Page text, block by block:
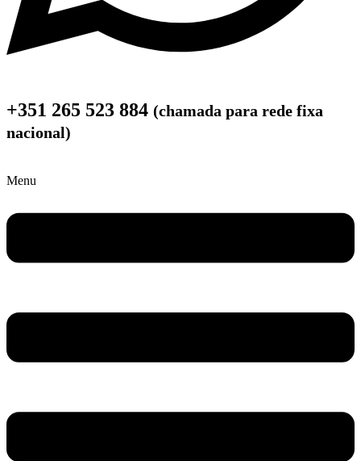
+351 265 523 884 (chamada para rede fixa
nacional)
Menu